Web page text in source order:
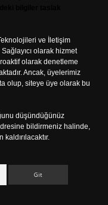
ve İletişim
olarak hizmet
olarak denetleme
Ancak, üyelerimiz
olup, siteye üye olarak bu
düşündüğünüz
bildirmeniz halinde,